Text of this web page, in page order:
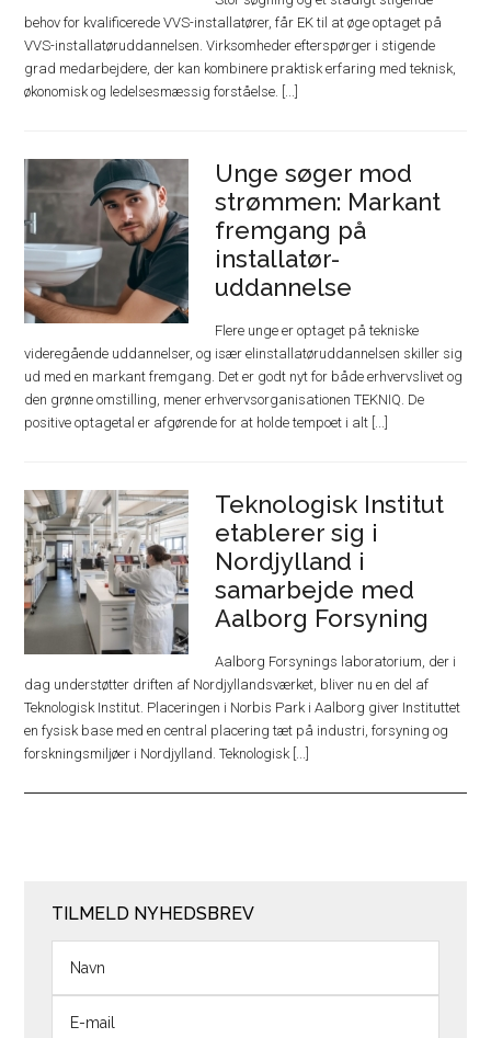
behov for kvalificerede VVS-installatører, får EK til at øge optaget på
VVS-installatøruddannelsen. Virksomheder efterspørger i stigende
grad medarbejdere, der kan kombinere praktisk erfaring med teknisk,
økonomisk og ledelsesmæssig forståelse. [...]
Unge søger mod
strømmen: Markant
fremgang på
installatør-
uddannelse
Flere unge er optaget på tekniske
videregående uddannelser, og især elinstallatøruddannelsen skiller sig
ud med en markant fremgang. Det er godt nyt for både erhvervslivet og
den grønne omstilling, mener erhvervsorganisationen TEKNIQ. De
positive optagetal er afgørende for at holde tempoet i alt [...]
Teknologisk Institut
etablerer sig i
Nordjylland i
samarbejde med
Aalborg Forsyning
Aalborg Forsynings laboratorium, der i
dag understøtter driften af Nordjyllandsværket, bliver nu en del af
Teknologisk Institut. Placeringen i Norbis Park i Aalborg giver Instituttet
en fysisk base med en central placering tæt på industri, forsyning og
forskningsmiljøer i Nordjylland. Teknologisk [...]
TILMELD NYHEDSBREV